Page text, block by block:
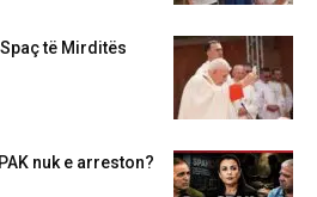
të Mirditës
nuk e arreston?